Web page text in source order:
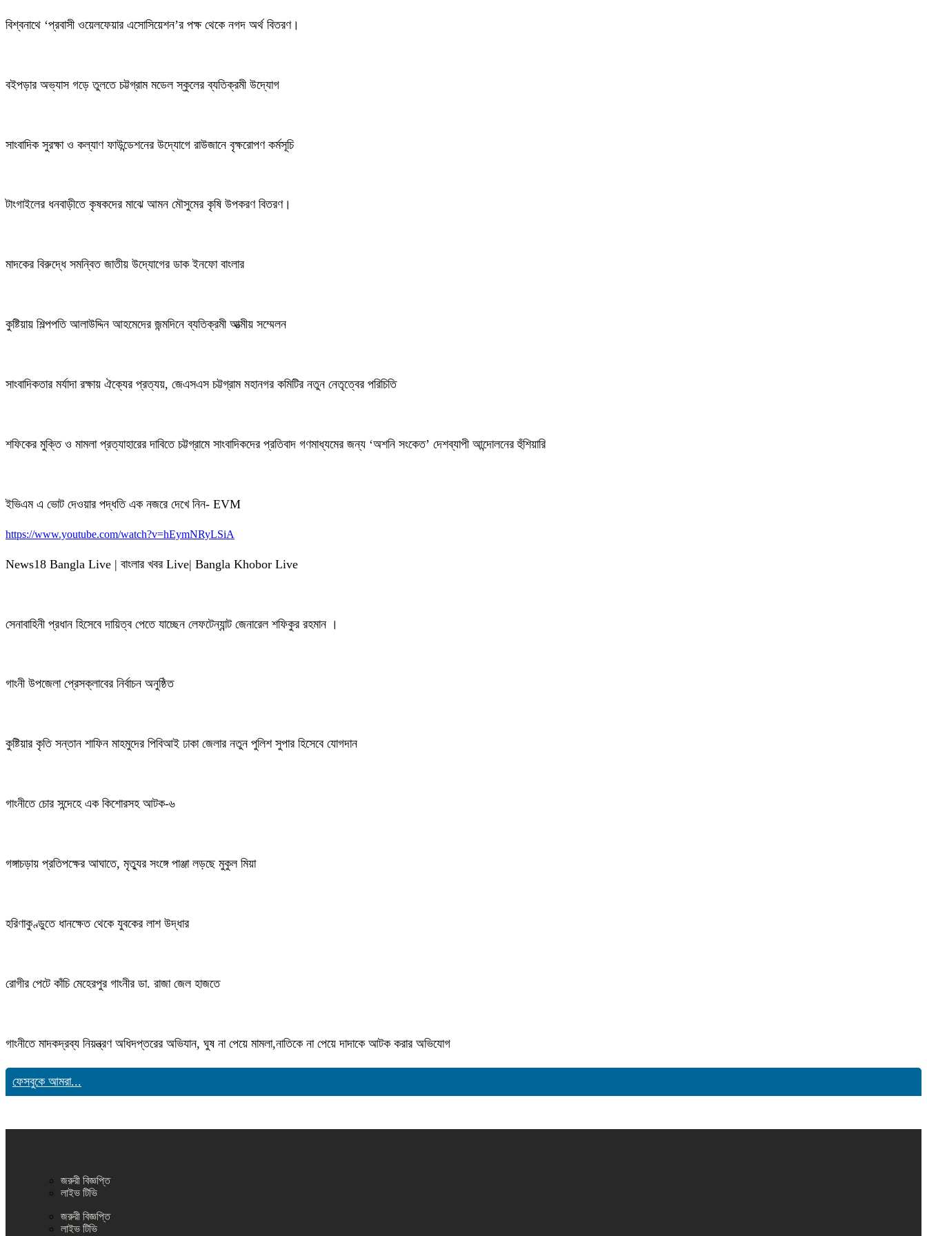
বিশ্বনাথে ‘প্রবাসী ওয়েলফেয়ার এসোসিয়েশন’র পক্ষ থেকে নগদ অর্থ বিতরণ।
বইপড়ার অভ্যাস গড়ে তুলতে চট্টগ্রাম মডেল স্কুলের ব্যতিক্রমী উদ্যোগ
সাংবাদিক সুরক্ষা ও কল্যাণ ফাউন্ডেশনের উদ্যোগে রাউজানে বৃক্ষরোপণ কর্মসূচি
টাংগাইলের ধনবাড়ীতে কৃষকদের মাঝে আমন মৌসুমের কৃষি উপকরণ বিতরণ।
মাদকের বিরুদ্ধে সমন্বিত জাতীয় উদ্যোগের ডাক ইনফো বাংলার
কুষ্টিয়ায় শিল্পপতি আলাউদ্দিন আহমেদের জন্মদিনে ব্যতিক্রমী আত্মীয় সম্মেলন
সাংবাদিকতার মর্যাদা রক্ষায় ঐক্যের প্রত্যয়, জেএসএস চট্টগ্রাম মহানগর কমিটির নতুন নেতৃত্বের পরিচিতি
শফিকের মুক্তি ও মামলা প্রত্যাহারের দাবিতে চট্টগ্রামে সাংবাদিকদের প্রতিবাদ গণমাধ্যমের জন্য ‘অশনি সংকেত’ দেশব্যাপী আন্দোলনের হুঁশিয়ারি
ইভিএম এ ভোট দেওয়ার পদ্ধতি এক নজরে দেখে নিন- EVM
https://www.youtube.com/watch?v=hEymNRyLSiA
News18 Bangla Live | বাংলার খবর Live| Bangla Khobor Live
সেনাবাহিনী প্রধান হিসেবে দায়িত্ব পেতে যাচ্ছেন লেফটেন্যান্ট জেনারেল শফিকুর রহমান ।
গাংনী উপজেলা প্রেসক্লাবের নির্বাচন অনুষ্ঠিত
কুষ্টিয়ার কৃতি সন্তান শাফিন মাহমুদের পিবিআই ঢাকা জেলার নতুন পুলিশ সুপার হিসেবে যোগদান
গাংনীতে চোর সন্দেহে এক কিশোরসহ আটক-৬
গঙ্গাচড়ায় প্রতিপক্ষের আঘাতে, মৃত্যুর সংঙ্গে পাঞ্জা লড়ছে মুকুল মিয়া
হরিণাকুণ্ডুতে ধানক্ষেত থেকে যুবকের লাশ উদ্ধার
রোগীর পেটে কাঁচি মেহেরপুর গাংনীর ডা. রাজা জেল হাজতে
গাংনীতে মাদকদ্রব্য নিয়ন্ত্রণ অধিদপ্তরের অভিযান, ঘুষ না পেয়ে মামলা,নাতিকে না পেয়ে দাদাকে আটক করার অভিযোগ
ফেসবুকে আমরা...
জরুরী বিজ্ঞপ্তি
লাইভ টিভি
জরুরী বিজ্ঞপ্তি
লাইভ টিভি